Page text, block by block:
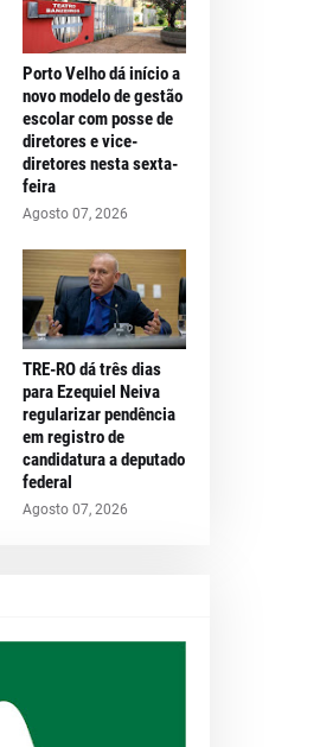
Porto Velho dá início a
novo modelo de gestão
escolar com posse de
diretores e vice-
diretores nesta sexta-
feira
Agosto 07, 2026
TRE-RO dá três dias
para Ezequiel Neiva
regularizar pendência
em registro de
candidatura a deputado
federal
Agosto 07, 2026